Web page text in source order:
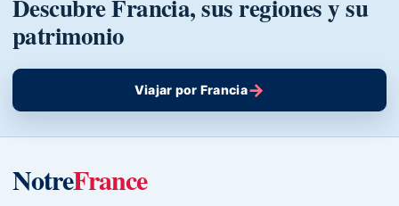
Descubre Francia, sus regiones y su
patrimonio
Viajar por Francia→
NotreFrance